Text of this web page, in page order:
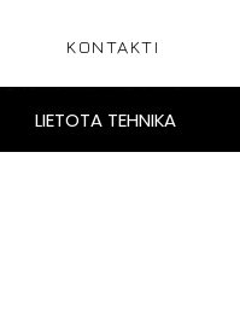
KONTAKTI
LIETOTA TEHNIKA